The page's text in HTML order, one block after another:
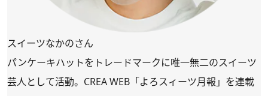
スイーツなかのさん
パンケーキハットをトレードマークに唯一無二のスイーツ
芸人として活動。CREA WEB 「よろスィーツ月報」 を連載